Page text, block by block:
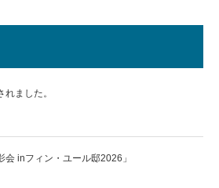
れました。
会 inフィン・ユール邸2026」